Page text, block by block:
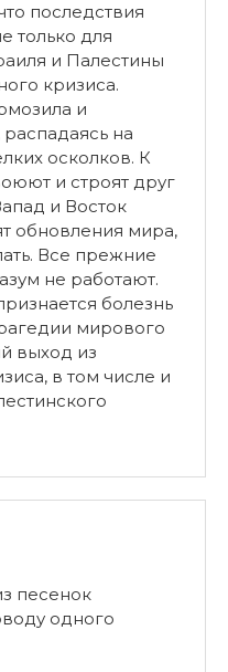
последствия
только для
и Палестины
кризиса.
и
на
осколков. К
и строят друг
и Восток
обновления мира,
Все прежние
не работают.
болезнь
мирового
выход из
в том числе и
песенок
одного